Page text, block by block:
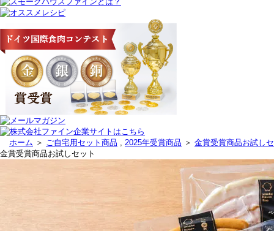
ホーム ＞ ご自宅用セット商品 , 2025年受賞商品 ＞ 金賞受賞商品お試し
金賞受賞商品お試しセット